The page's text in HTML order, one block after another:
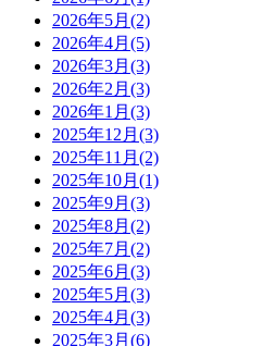
2026年5月(2)
2026年4月(5)
2026年3月(3)
2026年2月(3)
2026年1月(3)
2025年12月(3)
2025年11月(2)
2025年10月(1)
2025年9月(3)
2025年8月(2)
2025年7月(2)
2025年6月(3)
2025年5月(3)
2025年4月(3)
2025年3月(6)